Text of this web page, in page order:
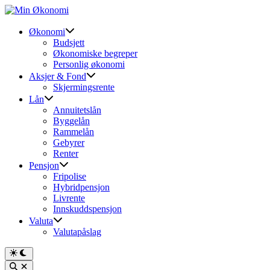
Skip
contentØkonomi
Budsjett
Økonomiske begreper
Personlig økonomi
Aksjer & Fond
Skjermingsrente
Lån
Annuitetslån
Byggelån
Rammelån
Gebyrer
Renter
Pensjon
Fripolise
Hybridpensjon
Livrente
Innskuddspensjon
Valuta
Valutapåslag
Switch
to
Open